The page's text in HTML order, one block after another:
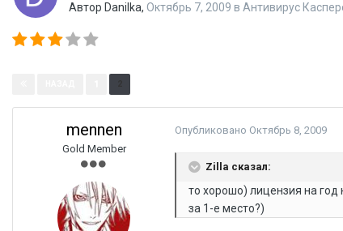
Автор Danilka, Октябрь 7, 2009 в Антивирус
mennen
Gold Member
Опубликовано Октябрь 8, 2009
Zilla сказал:
то хорошо) лицензия на
за 1-е место?)